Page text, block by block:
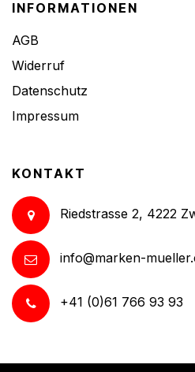
INFORMATIONEN
AGB
Widerruf
Datenschutz
Impressum
KONTAKT
Riedstrasse 2, 4222
info@marken-
+41 (0)61 766 93 93